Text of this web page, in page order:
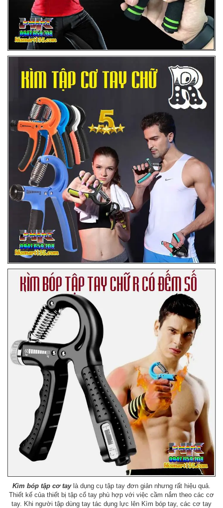
Kìm bóp tập cơ taylà dụng cụ tập tay đơn giản nhưng rất hiệu quả.
Thiết kế của thiết bị tập cổ tay phù hợp với việc cầm nắm theo các cơ
tay. Khi người tập dùng tay tác dụng lực lên Kìm bóp tay, các cơ tay